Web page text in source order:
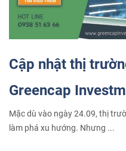
Cập nhật thị
Greencap
Mặc dù vào ngày 24.09, thị
làm phá xu hướng. Nhưng ...